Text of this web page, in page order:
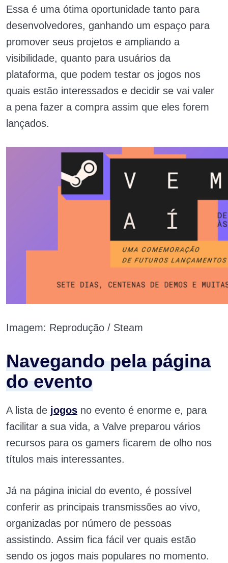
Essa é uma ótima oportunidade tanto para
desenvolvedores, ganhando um espaço para
promover seus projetos e ampliando a
visibilidade, quanto para usuários da
plataforma, que podem testar os jogos nos
quais estão interessados e decidir se vai valer
a pena fazer a compra assim que eles forem
lançados.
Imagem: Reprodução / Steam
Navegando pela página
do evento
A lista de jogos no evento é enorme e, para
facilitar a sua vida, a Valve preparou vários
recursos para os gamers ficarem de olho nos
títulos mais interessantes.
Já na página inicial do evento, é possível
conferir as principais transmissões ao vivo,
organizadas por número de pessoas
assistindo. Assim fica fácil ver quais estão
sendo os jogos mais populares no momento.